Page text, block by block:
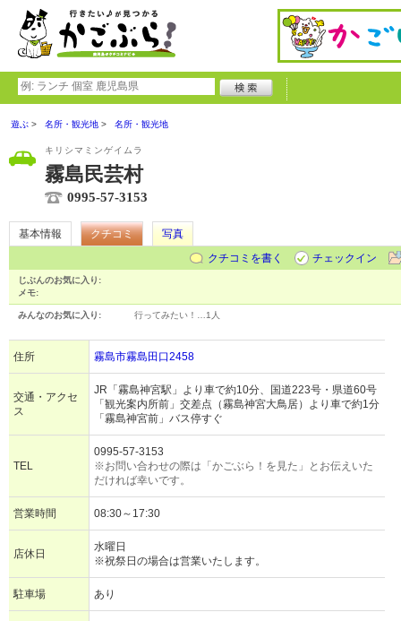
遊ぶ 名所・観光地 名所・観光地
キリシマミンゲイムラ
霧島民芸村
0995-57-3153
基本情報 クチコミ
写真
クチコミを書く
チェックイン
じぶんのお気に入り:
メモ:
みんなのお気に入り: 行ってみたい！… 1人
住所 霧島市霧島田口2458
交通・アクセ
ス
JR「霧島神宮駅」より車で約10分、国道223号・県道60号
「観光案内所前」交差点（霧島神宮大鳥居）より車で約1分
「霧島神宮前」バス停すぐ
TEL
0995-57-3153
※お問い合わせの際は「かごぶら！を見た」とお伝えいた
だければ幸いです。
営業時間 08:30～17:30
店休日
水曜日
※祝祭日の場合は営業いたします。
駐車場 あり